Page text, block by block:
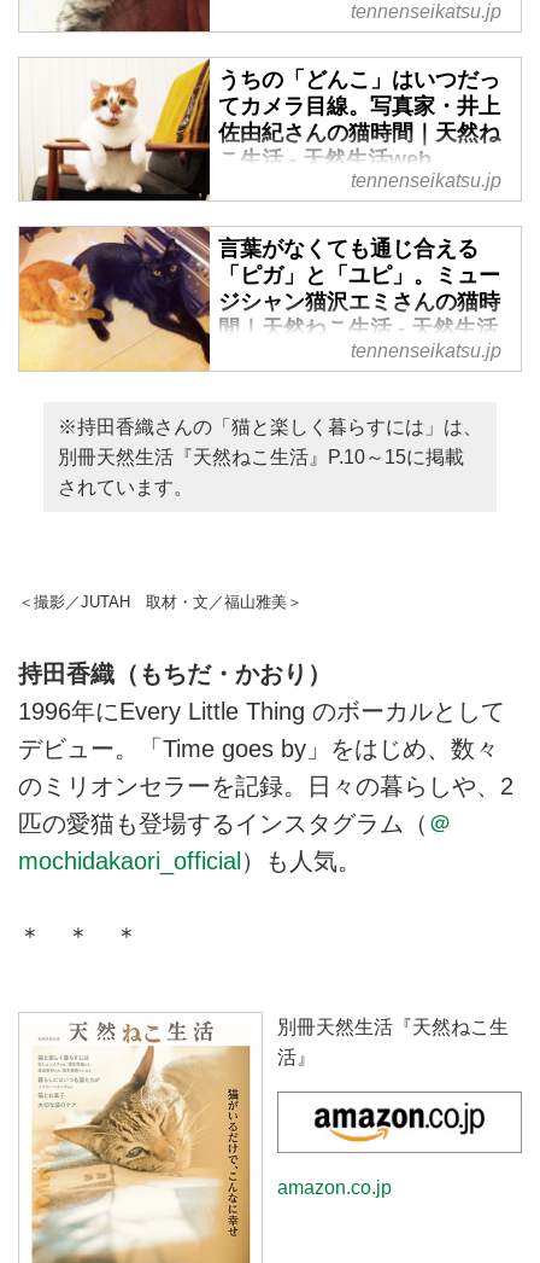
より）
なんでもない日常も一緒ならにぎ
やか。猫と過ごす毎日は、かけが
えのない時間です。作家の角田光
代さんに、愛猫「トト」 との大
切な瞬間を教えてもらいました。
（別冊天然生活『天然ねこ生活』
tennenseikatsu.jp
うちの「どんこ」はいつだっ
てカメラ目線。写真家・井上
佐由紀さんの猫時間｜天然ね
こ生活 - 天然生活web
なんでもない日常も一緒ならにぎ
やか。猫と過ごす毎日は、かけが
えのない時間です。写真家の井上
佐由紀さんに、愛猫「どんこ」と
の大切な瞬間を教えてもらいまし
た。（別冊天然生活『天然ねこ生
tennenseikatsu.jp
言葉がなくても通じ合える
「ピガ」と「ユピ」。ミュー
ジシャン猫沢エミさんの猫時
間｜天然ねこ生活 - 天然生活
やか。猫と過ごす毎日は、かけが
えのない時間です。ミュージシャ
tennenseikatsu.jp
※持田香織さんの「猫と楽しく暮らすには」は、
別冊天然生活『天然ねこ生活』P.10～15に掲載
されています。
＜撮影／JUTAH 取材・文／福山雅美＞
持田香織（もちだ・かおり）
1996年にEvery Little Thing のボーカルとして
デビュー。「Time goes by」をはじめ、数々
のミリオンセラーを記録。日々の暮らしや、2
匹の愛猫も登場するインスタグラム（ ＠
mochidakaori_official ）も人気。
＊ ＊ ＊
別冊天然生活『天然ねこ生
活』
amazon.co.jp